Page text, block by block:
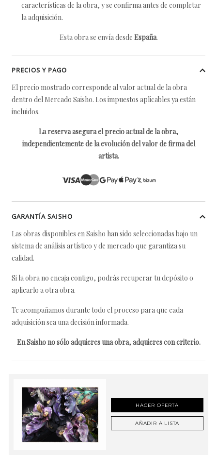
características de la obra, y se confirma antes de completar
la adquisición.
Esta obra se envía desde España.
PRECIOS Y PAGO
El precio mostrado corresponde al valor actual de la obra
dentro del Mercado Saisho. Los impuestos aplicables ya están
incluidos.
La reserva asegura el precio actual de la obra,
independientemente de la evolución del valor de firma del
artista.
GARANTÍA SAISHO
Las obras disponibles en Saisho han sido seleccionadas bajo un
sistema de análisis artístico y de mercado que garantiza su
calidad.
Si la obra no encaja contigo, podrás recuperar tu depósito o
aplicarlo a otra obra.
Te acompañamos durante todo el proceso para que cada
adquisición sea una decisión informada.
En Saisho no sólo adquieres una obra, adquieres con criterio.
HACER OFERTA
AÑADIR A LISTA